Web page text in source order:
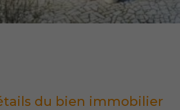
du bien immobilier